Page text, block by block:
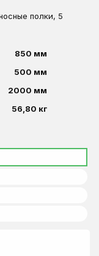
полки, 5
850 мм
500 мм
2000 мм
56,80 кг